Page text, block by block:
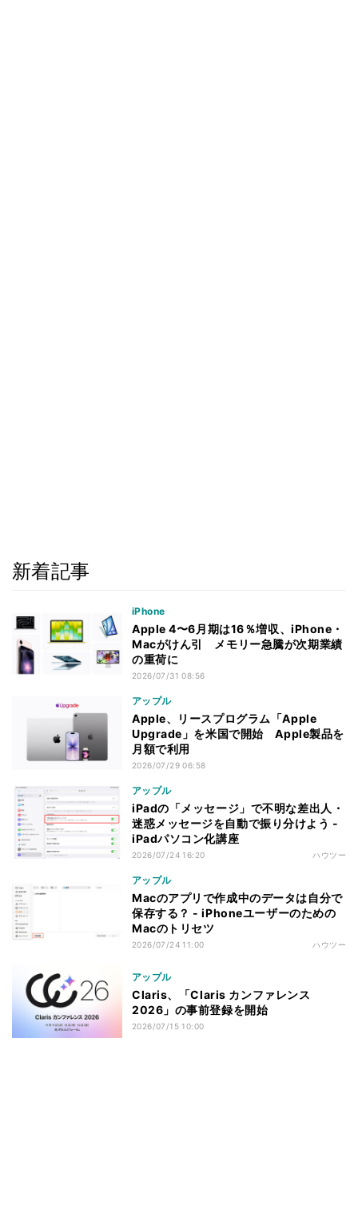
新着記事
iPhone
Apple 4〜6月期は16％増収、iPhone・
Macがけん引 メモリー急騰が次期業績
の重荷に
2026/07/31 08:56
アップル
Apple、リースプログラム「Apple
Upgrade」を米国で開始 Apple製品を
月額で利用
2026/07/29 06:58
アップル
iPadの「メッセージ」で不明な差出人・
迷惑メッセージを自動で振り分けよう -
iPadパソコン化講座
2026/07/24 16:20 ハウツー
アップル
Macのアプリで作成中のデータは自分で
保存する？ - iPhoneユーザーのための
Macのトリセツ
2026/07/24 11:00 ハウツー
アップル
Claris、「Claris カンファレンス
2026」の事前登録を開始
2026/07/15 10:00